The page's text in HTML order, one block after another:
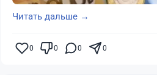
Читать дальше →
0 0 0 0